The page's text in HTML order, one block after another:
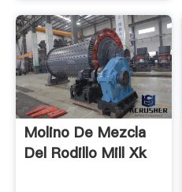
Molino De Mezcla
Del Rodillo Mill Xk